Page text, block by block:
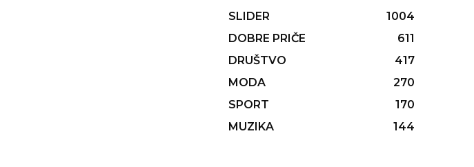
SLIDER
1004
DOBRE PRIČE
611
DRUŠTVO
417
MODA
270
SPORT
170
MUZIKA
144